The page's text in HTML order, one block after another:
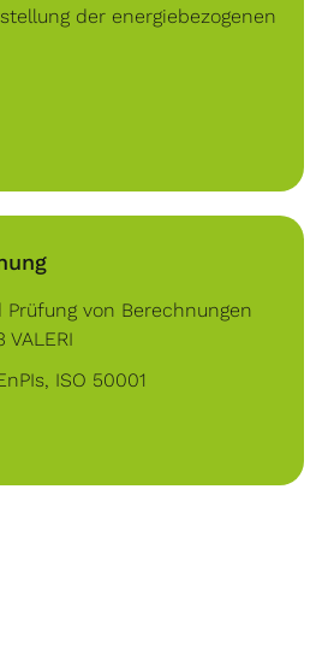
der energiebezogenen
von Berechnungen
VALERI
, ISO 50001